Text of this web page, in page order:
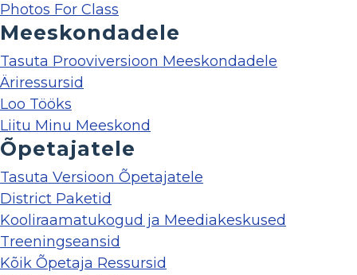
Photos For Class
Meeskondadele
Tasuta Prooviversioon Meeskondadele
Äriressursid
Loo Tööks
Liitu Minu Meeskond
Õpetajatele
Tasuta Versioon Õpetajatele
District Paketid
Kooliraamatukogud ja Meediakeskused
Treeningseansid
Kõik Õpetaja Ressursid